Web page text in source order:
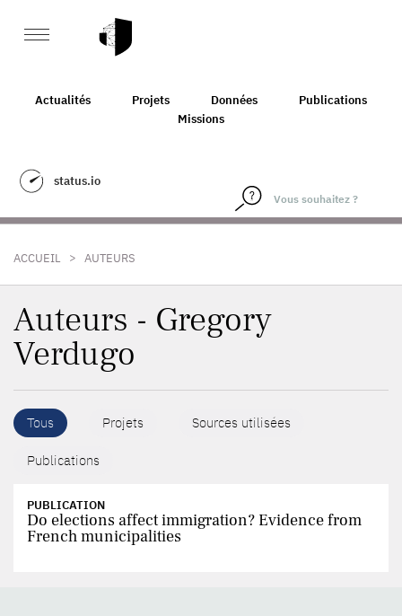
Actualités Projets Données
Publications
Missions
status.io
ACCUEIL > AUTEURS
Auteurs - Gregory
Verdugo
Tous Projets Sources utilisées
Publications
PUBLICATION
Do elections affect immigration? Evidence from
French municipalities